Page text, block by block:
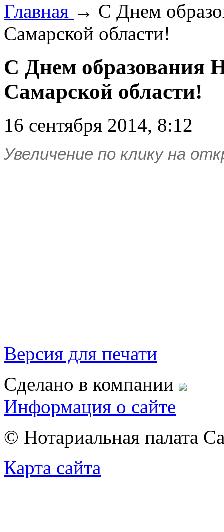
Главная → С Днем
Самарской области!
С Днем образования
Самарской области!
16 сентября 2014, 8:12
Увеличение по клику на
Версия для печати
Сделано в компании
Информация о сайте
© Нотариальная палата
Карта сайта